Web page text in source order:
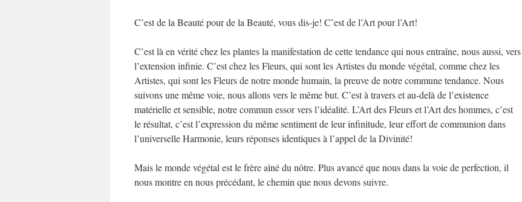
C’est de la Beauté pour de la Beauté, vous dis-je! C’est de l’Art pour l’Art!
C’est là en vérité chez les plantes la manifestation de cette tendance qui nous entraîne, nous aussi, vers
l’extension infinie. C’est chez les Fleurs, qui sont les Artistes du monde végétal, comme chez les
Artistes, qui sont les Fleurs de notre monde humain, la preuve de notre commune tendance. Nous
suivons une même voie, nous allons vers le même but. C’est à travers et au-delà de l’existence
matérielle et sensible, notre commun essor vers l’idéalité. L’Art des Fleurs et l’Art des hommes, c’est
le résultat, c’est l’expression du même sentiment de leur infinitude, leur effort de communion dans
l’universelle Harmonie, leurs réponses identiques à l’appel de la Divinité!
Mais le monde végétal est le frère aîné du nôtre. Plus avancé que nous dans la voie de perfection, il
nous montre en nous précédant, le chemin que nous devons suivre.